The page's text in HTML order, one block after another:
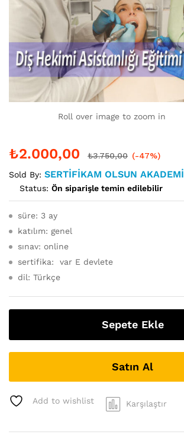
Roll over image to zoom in
₺2.000,00 ₺3.750,00 (-47%)
Sold By: SERTIFIKAM OLSUN AKADEMI
Status: Ön siparişle temin edilebilir
süre: 3 ay
katılım: genel
sınav: online
sertifika: var E devlete
dil: Türkçe
Sepete Ekle
Satın Al
Add to wishlist Karşılaştır